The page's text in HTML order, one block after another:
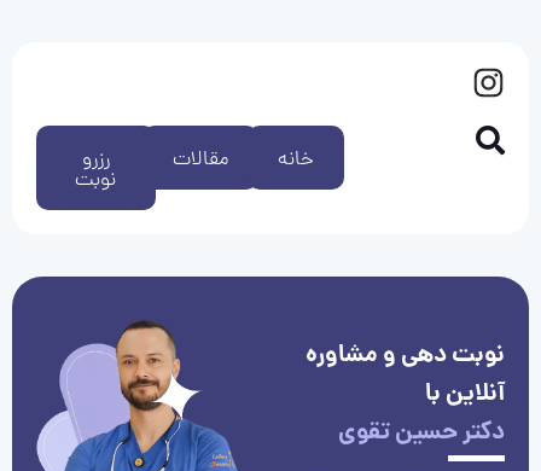
رزرو
نوبت
مقالات خانه
نوبت دهی و مشاوره
آنلاین با
دکتر حسین تقوی